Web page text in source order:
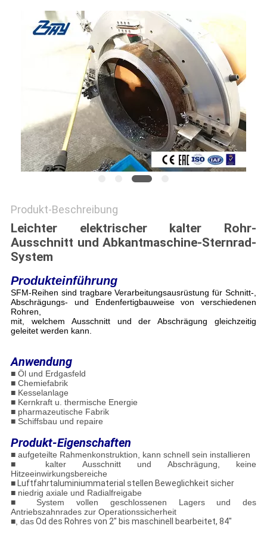
Produkt-Beschreibung
Leichter elektrischer kalter Rohr-
Ausschnitt und Abkantmaschine-Sternrad-
System
Produkteinführung
SFM-Reihen sind tragbare Verarbeitungsausrüstung für Schnitt-,
Abschrägungs- und Endenfertigbauweise von verschiedenen
Rohren,
mit, welchem Ausschnitt und der Abschrägung gleichzeitig
geleitet werden kann.
Anwendung
■ Öl und Erdgasfeld
■ Chemiefabrik
■ Kesselanlage
■ Kernkraft u. thermische Energie
■ pharmazeutische Fabrik
■ Schiffsbau und repaire
Produkt-Eigenschaften
■ aufgeteilte Rahmenkonstruktion, kann schnell sein installieren
■
kalter Ausschnitt und Abschrägung, keine
Hitzeeinwirkungsbereiche
■Luftfahrtaluminiummaterial stellen Beweglichkeit sicher
■ niedrig axiale und Radialfreigabe
■ System vollen geschlossenen Lagers und des
Antriebszahnrades zur Operationssicherheit
■, dasOd des Rohres von 2" bis maschinell bearbeitet, 84"